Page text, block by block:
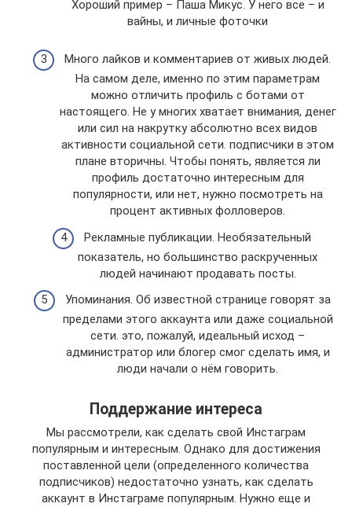
Хороший пример – Паша Микус. У него все – и
вайны, и личные фоточки
Много лайков и комментариев от живых людей.
На самом деле, именно по этим параметрам
можно отличить профиль с ботами от
настоящего. Не у многих хватает внимания, денег
или сил на накрутку абсолютно всех видов
активности социальной сети. подписчики в этом
плане вторичны. Чтобы понять, является ли
профиль достаточно интересным для
популярности, или нет, нужно посмотреть на
процент активных фолловеров.
Рекламные публикации. Необязательный
показатель, но большинство раскрученных
людей начинают продавать посты.
Упоминания. Об известной странице говорят за
пределами этого аккаунта или даже социальной
сети. это, пожалуй, идеальный исход –
администратор или блогер смог сделать имя, и
люди начали о нём говорить.
Поддержание интереса
Мы рассмотрели, как сделать свой Инстаграм
популярным и интересным. Однако для достижения
поставленной цели (определенного количества
подписчиков) недостаточно узнать, как сделать
аккаунт в Инстаграме популярным. Нужно еще и